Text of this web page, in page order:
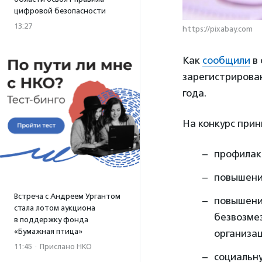
цифровой безопасности
13:27
Встреча с Андреем Ургантом
стала лотом аукциона
в поддержку фонда
«Бумажная птица»
11:45 · Прислано НКО
https://pixabay.com
Как сообщили в
года.
На конкурс